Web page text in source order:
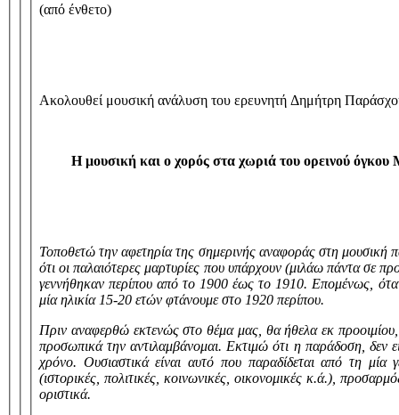
(από ένθετο)
Ακολουθεί μουσική ανάλυση του ερευνητή Δημήτρη
Η μουσική και ο χορός στα χωριά του ορεινού
Τοποθετώ την αφετηρία της σημερινής αναφοράς στη μουσική
ότι οι παλαιότερες μαρτυρίες που υπάρχουν (μιλάω πάντα σε
γεννήθηκαν περίπου από το 1900 έως το 1910. Επομένως,
μία ηλικία 15-20 ετών φτάνουμε στο 1920 περίπου.
Πριν αναφερθώ εκτενώς στο θέμα μας, θα ήθελα εκ
προσωπικά την αντιλαμβάνομαι. Εκτιμώ ότι η παράδοση, δεν
χρόνο. Ουσιαστικά είναι αυτό που παραδίδεται από τη
(ιστορικές, πολιτικές, κοινωνικές, οικονομικές κ.ά.),
οριστικά.